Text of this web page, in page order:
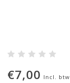
€7,00 Incl. btw